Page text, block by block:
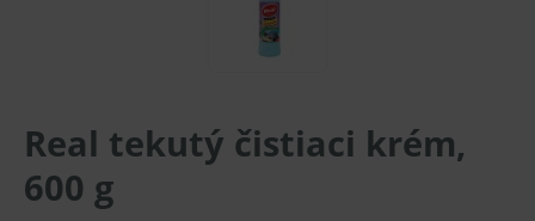
Real tekutý čistiaci krém,
600 g